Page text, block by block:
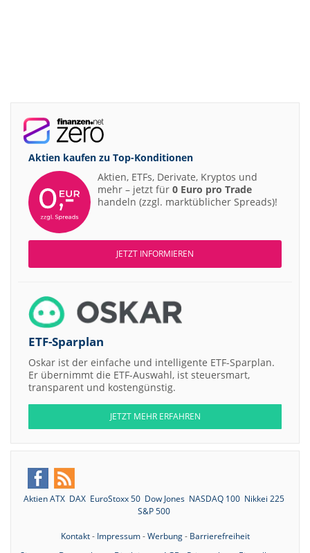
Aktien kaufen zu Top-Konditionen
Aktien, ETFs, Derivate, Kryptos und
mehr – jetzt für 0 Euro pro Trade
handeln (zzgl. marktüblicher Spreads)!
JETZT INFORMIEREN
ETF-Sparplan
Oskar ist der einfache und intelligente ETF-Sparplan.
Er übernimmt die ETF-Auswahl, ist steuersmart,
transparent und kostengünstig.
JETZT MEHR ERFAHREN
Aktien ATX DAX EuroStoxx 50 Dow Jones NASDAQ 100 Nikkei 225
S&P 500
Kontakt- Impressum-Werbung- Barrierefreiheit